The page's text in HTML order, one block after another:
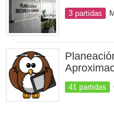
3 partidas
41 partidas